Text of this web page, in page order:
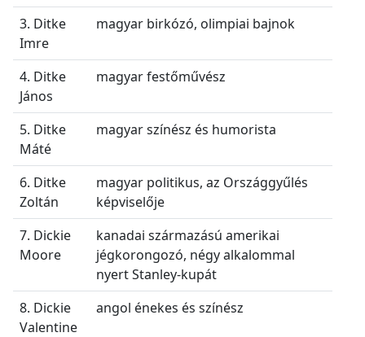
3. Ditke
Imre
magyar birkózó, olimpiai bajnok
4. Ditke
János
magyar festőművész
5. Ditke
Máté
magyar színész és humorista
6. Ditke
Zoltán
magyar politikus, az Országgyűlés
képviselője
7. Dickie
Moore
kanadai származású amerikai
jégkorongozó, négy alkalommal
nyert Stanley-kupát
8. Dickie
Valentine
angol énekes és színész